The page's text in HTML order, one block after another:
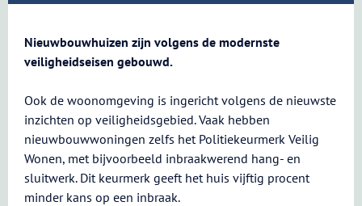
Nieuwbouwhuizen zijn volgens de modernste
veiligheidseisen gebouwd.
Ook de woonomgeving is ingericht volgens de nieuwste
inzichten op veiligheidsgebied. Vaak hebben
nieuwbouwwoningen zelfs het Politiekeurmerk Veilig
Wonen, met bijvoorbeeld inbraakwerend hang- en
sluitwerk. Dit keurmerk geeft het huis vijftig procent
minder kans op een inbraak.